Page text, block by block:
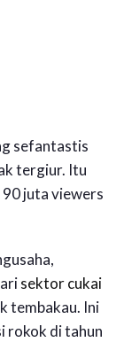
sefantastis
tergiur. Itu
90 juta viewers
sektor cukai
tembakau. Ini
rokok di tahun